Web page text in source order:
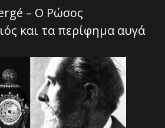
– Ο Ρώσος
και τα περίφημα αυγά